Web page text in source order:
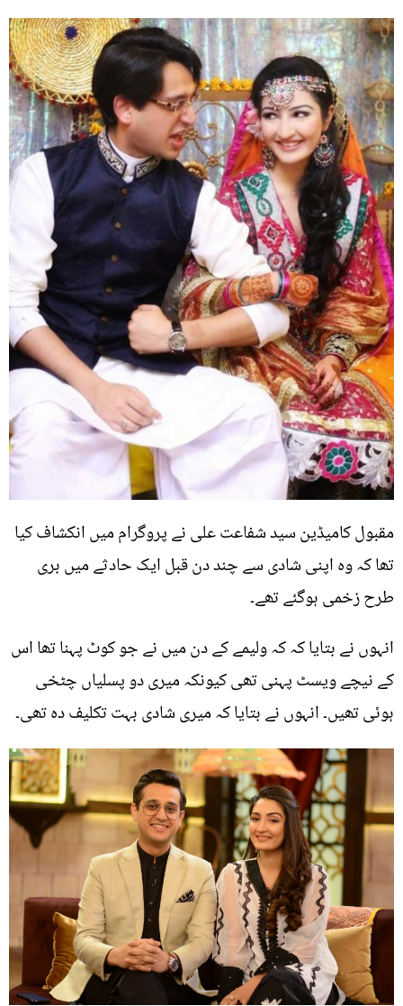
مقبول کامیڈین سید شفاعت علی نے پروگرام میں انکشاف کیا
تھا کہ وہ اپنی شادی سے چند دن قبل ایک حادثے میں بری
طرح زخمی ہوگئے تھے۔
انہوں نے بتایا کہ کہ ولیمے کے دن میں نے جو کوٹ پہنا تھا اس
کے نیچے ویسٹ پہنی تھی کیونکہ میری دو پسلیاں چٹخی
ہوئی تھیں۔ انہوں نے بتایا کہ میری شادی بہت تکلیف دہ تھی۔